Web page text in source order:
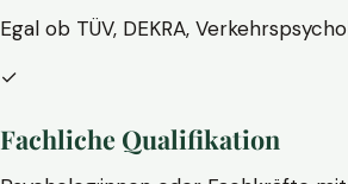
Egal ob TÜV, DEKRA,
✓
Fachliche Qualifikation